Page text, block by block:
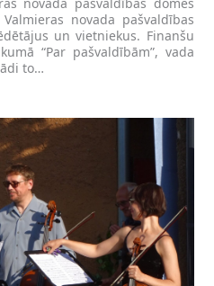
novada pašvaldības
un vietniekus. Finanšu
“Par pašvaldībām”, vada
to…